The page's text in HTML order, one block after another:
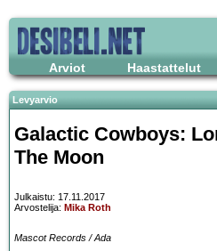
Arviot Haastattelut
Levyarvio
Galactic Cowboys:
The Moon
Julkaistu: 17.11.2017
Arvostelija: Mika Roth
Mascot Records / Ada